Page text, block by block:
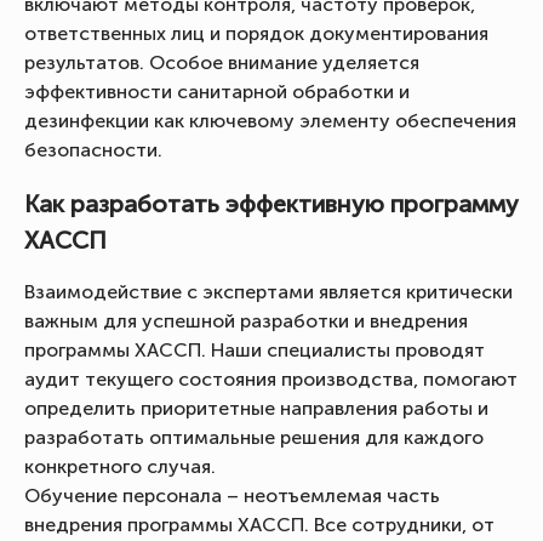
ответственных лиц и порядок документирования
результатов. Особое внимание уделяется
эффективности санитарной обработки и
дезинфекции как ключевому элементу обеспечения
безопасности.
Как разработать эффективную программу
ХАССП
Взаимодействие с экспертами является критически
важным для успешной разработки и внедрения
программы ХАССП. Наши специалисты проводят
аудит текущего состояния производства, помогают
определить приоритетные направления работы и
разработать оптимальные решения для каждого
конкретного случая.
Обучение персонала – неотъемлемая часть
внедрения программы ХАССП. Все сотрудники, от